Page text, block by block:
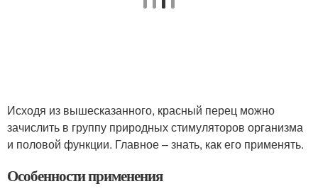
Исходя из вышесказанного, красный перец можно
зачислить в группу природных стимуляторов организма
и половой функции. Главное – знать, как его применять.
Особенности применения